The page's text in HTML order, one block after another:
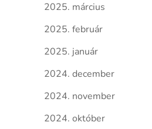
2025. március
2025. február
2025. január
2024. december
2024. november
2024. október